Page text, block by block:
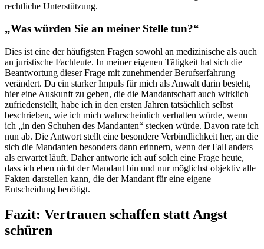
rechtliche Unterstützung.
„Was würden Sie an meiner Stelle tun?“
Dies ist eine der häufigsten Fragen sowohl an medizinische als auch
an juristische Fachleute. In meiner eigenen Tätigkeit hat sich die
Beantwortung dieser Frage mit zunehmender Berufserfahrung
verändert. Da ein starker Impuls für mich als Anwalt darin besteht,
hier eine Auskunft zu geben, die die Mandantschaft auch wirklich
zufriedenstellt, habe ich in den ersten Jahren tatsächlich selbst
beschrieben, wie ich mich wahrscheinlich verhalten würde, wenn
ich „in den Schuhen des Mandanten“ stecken würde. Davon rate ich
nun ab. Die Antwort stellt eine besondere Verbindlichkeit her, an die
sich die Mandanten besonders dann erinnern, wenn der Fall anders
als erwartet läuft. Daher antworte ich auf solch eine Frage heute,
dass ich eben nicht der Mandant bin und nur möglichst objektiv alle
Fakten darstellen kann, die der Mandant für eine eigene
Entscheidung benötigt.
Fazit: Vertrauen schaffen statt Angst
schüren